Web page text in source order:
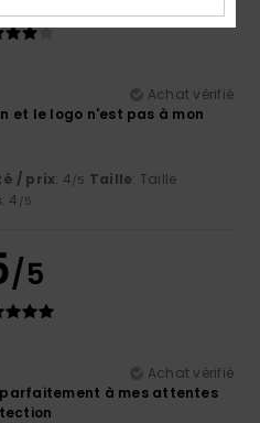
Achat vérifié
et le logo n'est pas à mon
/ prix: 4/5 Taille: Taille
: 4 /5
/5
Achat vérifié
à mes attentes